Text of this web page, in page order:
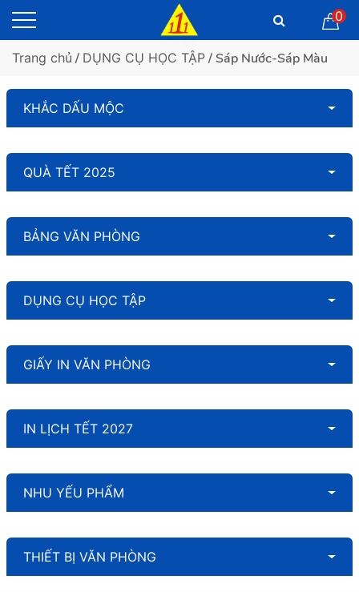
0
Trang chủ / DỤNG CỤ HỌC TẬP / Sáp Nước-Sáp Màu
KHẮC DẤU MỘC
QUÀ TẾT 2025
BẢNG VĂN PHÒNG
DỤNG CỤ HỌC TẬP
GIẤY IN VĂN PHÒNG
IN LỊCH TẾT 2027
NHU YẾU PHẨM
THIẾT BỊ VĂN PHÒNG